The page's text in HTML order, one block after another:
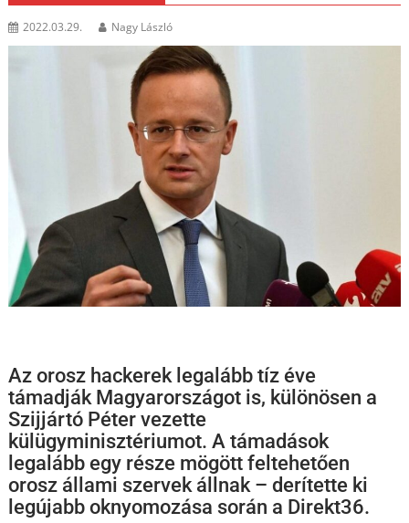
2022.03.29. Nagy László
Az orosz hackerek legalább tíz éve
támadják Magyarországot is, különösen a
Szijjártó Péter vezette
külügyminisztériumot. A támadások
legalább egy része mögött feltehetően
orosz állami szervek állnak – derítette ki
legújabb oknyomozása során a Direkt36.